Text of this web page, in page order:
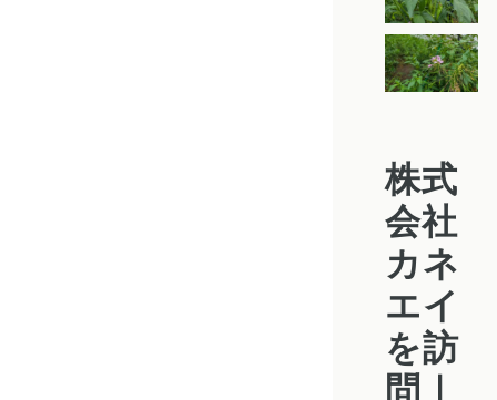
株式
会社
カネ
エイ
を訪
問｜